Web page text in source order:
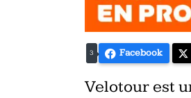
3 Facebook
Velotour est